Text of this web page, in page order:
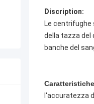
Discription:
Le centrifughe
della tazza del
banche del
l'accuratezza